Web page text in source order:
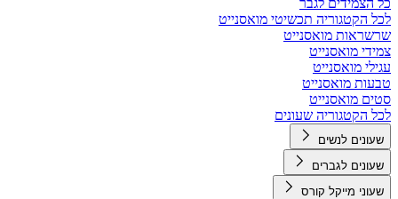
כל הצמידים לגבר
לכל הקטגוריה תכשיטי מואסנייט
שרשראות מואסנייט
צמידי מואסנייט
עגילי מואסנייט
טבעות מואסנייט
סטים מואסנייט
לכל הקטגוריה שעונים
שעונים לנשים
שעונים לגברים
שעוני מייקל קורס